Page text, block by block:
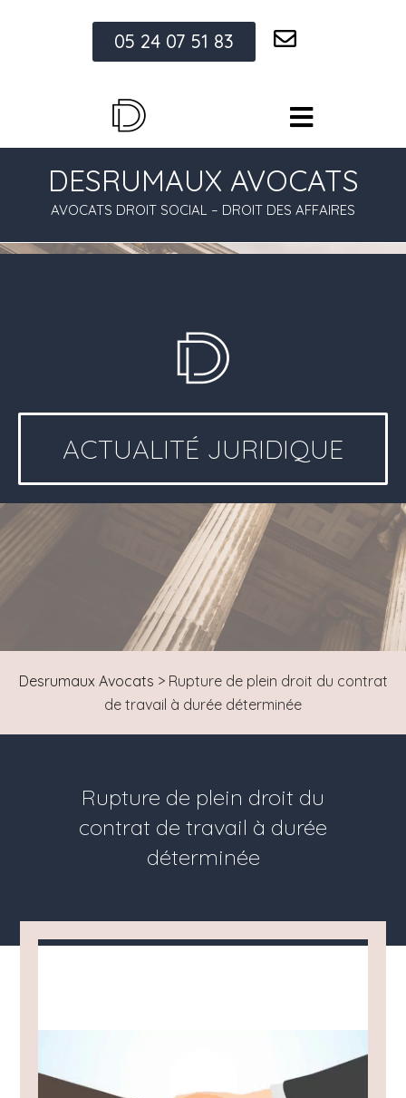
05 24 07 51 83
DESRUMAUX AVOCATS
AVOCATS DROIT SOCIAL – DROIT DES AFFAIRES
ACTUALITÉ JURIDIQUE
Desrumaux Avocats > Rupture de plein droit du contrat
de travail à durée déterminée
Rupture de plein droit du
contrat de travail à durée
déterminée